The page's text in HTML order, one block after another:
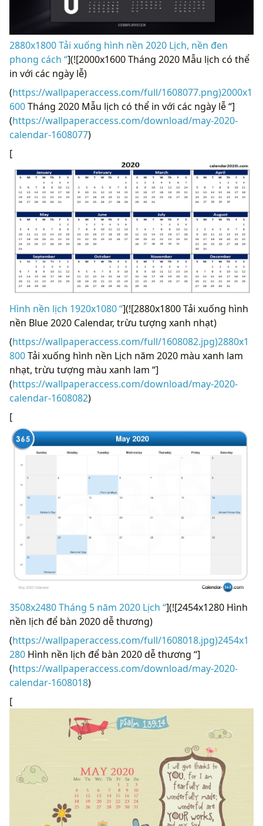
2880x1800 Tải xuống hình nền 2020 Lịch, nền đen
phong cách “](![2000x1600 Tháng 2020 Mẫu lịch có thể
in với các ngày lễ)
(https://wallpaperaccess.com/full/1608077.png)2000x1
600Tháng 2020 Mẫu lịch có thể in với các ngày lễ “]
(https://wallpaperaccess.com/download/may-2020-
calendar-1608077)
[
Hình nền lịch 1920x1080 “](![2880x1800 Tải xuống hình
nền Blue 2020 Calendar, trừu tượng xanh nhạt)
(https://wallpaperaccess.com/full/1608082.jpg)2880x1
800Tải xuống hình nền Lịch năm 2020 màu xanh lam
nhạt, trừu tượng màu xanh lam “]
(https://wallpaperaccess.com/download/may-2020-
calendar-1608082)
[
3508x2480 Tháng 5 năm 2020 Lịch “](![2454x1280 Hình
nền lịch để bàn 2020 dễ thương)
(https://wallpaperaccess.com/full/1608018.jpg)2454x1
280 Hình nền lịch để bàn 2020 dễ thương “]
(https://wallpaperaccess.com/download/may-2020-
calendar-1608018)
[